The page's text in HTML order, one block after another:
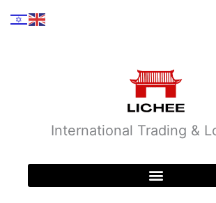
International Trading &